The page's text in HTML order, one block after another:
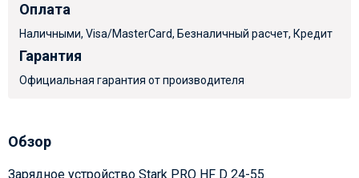
Оплата
Наличными, Visa/MasterCard, Безналичный расчет, Кредит
Гарантия
Официальная гарантия от производителя
Обзор
Зарядное устройство Stark PRO HF D 24-55